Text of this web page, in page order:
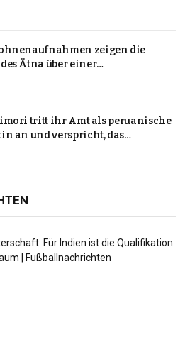
ungewöhnlich ist
zeigen die
Ätna über einer
tritt ihr Amt als peruanische
an und verspricht, das
der Instabilität zu beenden